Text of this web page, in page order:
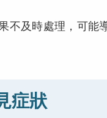
不及時處理，可能
症狀